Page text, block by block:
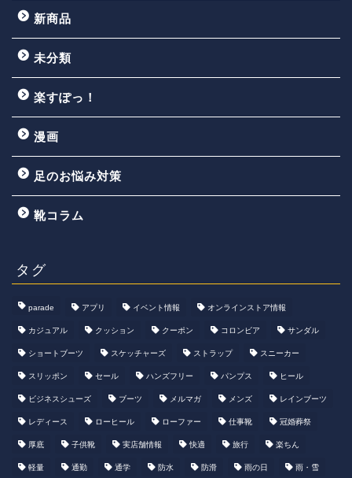
新商品
未分類
楽すぽっ！
漫画
足のお悩み対策
靴コラム
タグ
parade アプリ イベント情報 オンラインストア情報
カジュアル クッション クーポン コロンビア サンダル
ショートブーツ スケッチャーズ ストラップ スニーカー
スリッポン セール ハンズフリー パンプス ヒール
ビジネスシューズ ブーツ メルマガ メンズ レインブーツ
レディース ローヒール ローファー 仕事靴 冠婚葬祭
厚底 子供靴 実店舗情報 快適 旅行 楽ちん
軽量 通勤 通学 防水 防滑 雨の日 雨・雪